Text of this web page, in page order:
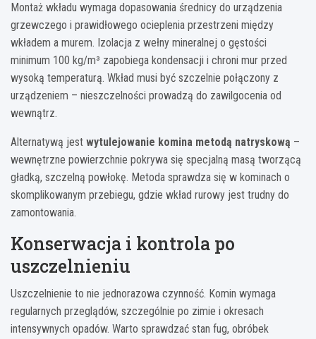
Montaż wkładu wymaga dopasowania średnicy do urządzenia
grzewczego i prawidłowego ocieplenia przestrzeni między
wkładem a murem. Izolacja z wełny mineralnej o gęstości
minimum 100 kg/m³ zapobiega kondensacji i chroni mur przed
wysoką temperaturą. Wkład musi być szczelnie połączony z
urządzeniem – nieszczelności prowadzą do zawilgocenia od
wewnątrz.
Alternatywą jest wytulejowanie komina metodą natryskową –
wewnętrzne powierzchnie pokrywa się specjalną masą tworzącą
gładką, szczelną powłokę. Metoda sprawdza się w kominach o
skomplikowanym przebiegu, gdzie wkład rurowy jest trudny do
zamontowania.
Konserwacja i kontrola po
uszczelnieniu
Uszczelnienie to nie jednorazowa czynność. Komin wymaga
regularnych przeglądów, szczególnie po zimie i okresach
intensywnych opadów. Warto sprawdzać stan fug, obróbek